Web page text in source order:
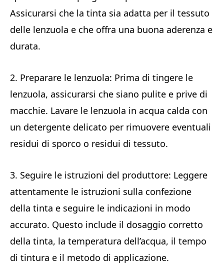
Assicurarsi che la tinta sia adatta per il tessuto
delle lenzuola e che offra una buona aderenza e
durata.
2. Preparare le lenzuola: Prima di tingere le
lenzuola, assicurarsi che siano pulite e prive di
macchie. Lavare le lenzuola in acqua calda con
un detergente delicato per rimuovere eventuali
residui di sporco o residui di tessuto.
3. Seguire le istruzioni del produttore: Leggere
attentamente le istruzioni sulla confezione
della tinta e seguire le indicazioni in modo
accurato. Questo include il dosaggio corretto
della tinta, la temperatura dell’acqua, il tempo
di tintura e il metodo di applicazione.